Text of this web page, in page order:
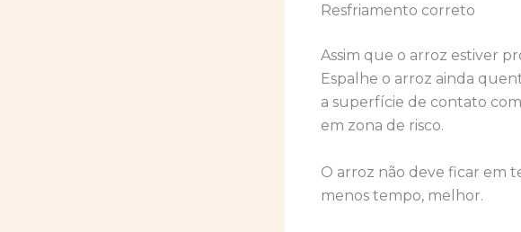
Resfriamento correto
Assim que o arroz estiver
Espalhe o arroz ainda
a superfície de contato
em zona de risco.
O arroz não deve ficar em
menos tempo, melhor.